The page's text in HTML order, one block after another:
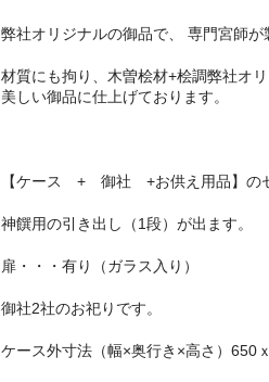
弊社オリジナルの御品で、 専門宮師が
材質にも拘り、木曽桧材+桧調弊社オ
美しい御品に仕上げております。
【ケース + 御社 +お供え用品】のセ
神饌用の引き出し（1段）が出ます。
扉・・・有り（ガラス入り）
御社2社のお祀りです。
ケース外寸法（幅×奥行き×高さ）